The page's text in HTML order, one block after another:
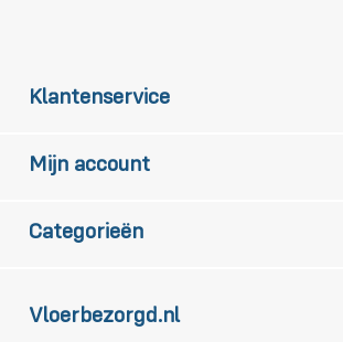
Vloerbezorgd.nl
Klantenservice
Mijn account
Categorieën